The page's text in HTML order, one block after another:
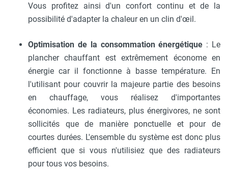
Vous profitez ainsi d'un confort continu et de la
possibilité d'adapter la chaleur en un clin d'œil.
Optimisation de la consommation énergétique : Le
plancher chauffant est extrêmement économe en
énergie car il fonctionne à basse température. En
l'utilisant pour couvrir la majeure partie des besoins
en chauffage, vous réalisez d'importantes
économies. Les radiateurs, plus énergivores, ne sont
sollicités que de manière ponctuelle et pour de
courtes durées. L'ensemble du système est donc plus
efficient que si vous n'utilisiez que des radiateurs
pour tous vos besoins.